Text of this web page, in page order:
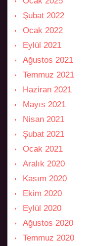
Şubat 2022
Ocak 2022
Eylül 2021
Ağustos 2021
Temmuz 2021
Haziran 2021
Mayıs 2021
Nisan 2021
Şubat 2021
Ocak 2021
Aralık 2020
Kasım 2020
Ekim 2020
Eylül 2020
Ağustos 2020
Temmuz 2020